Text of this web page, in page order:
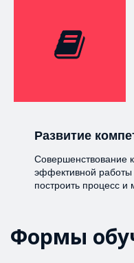
Развитие
Совершенствование
эффективной
построить процесс и
Формы